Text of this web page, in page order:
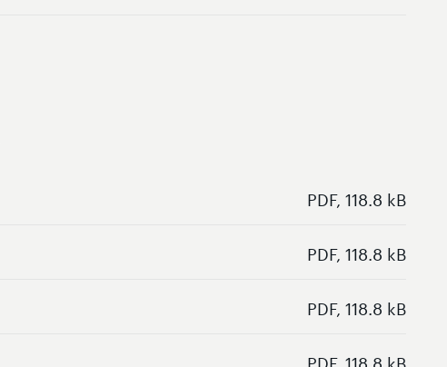
PDF, 118.8 kB
PDF, 118.8 kB
PDF, 118.8 kB
PDF, 118.8 kB